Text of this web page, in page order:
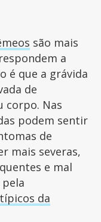
são mais
a
é que a grávida
de
corpo. Nas
podem sentir
de
mais severas,
e mal
da